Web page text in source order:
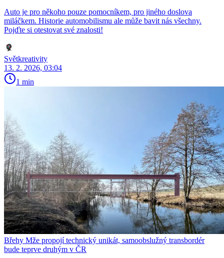
Auto je pro někoho pouze pomocníkem, pro jiného doslova
miláčkem. Historie automobilismu ale může bavit nás všechny.
Pojďte si otestovat své znalosti!
Světkreativity
13. 2. 2026, 03:04
1 min
Břehy Mže propojí technický unikát, samoobslužný transbordér
bude teprve druhým v ČR